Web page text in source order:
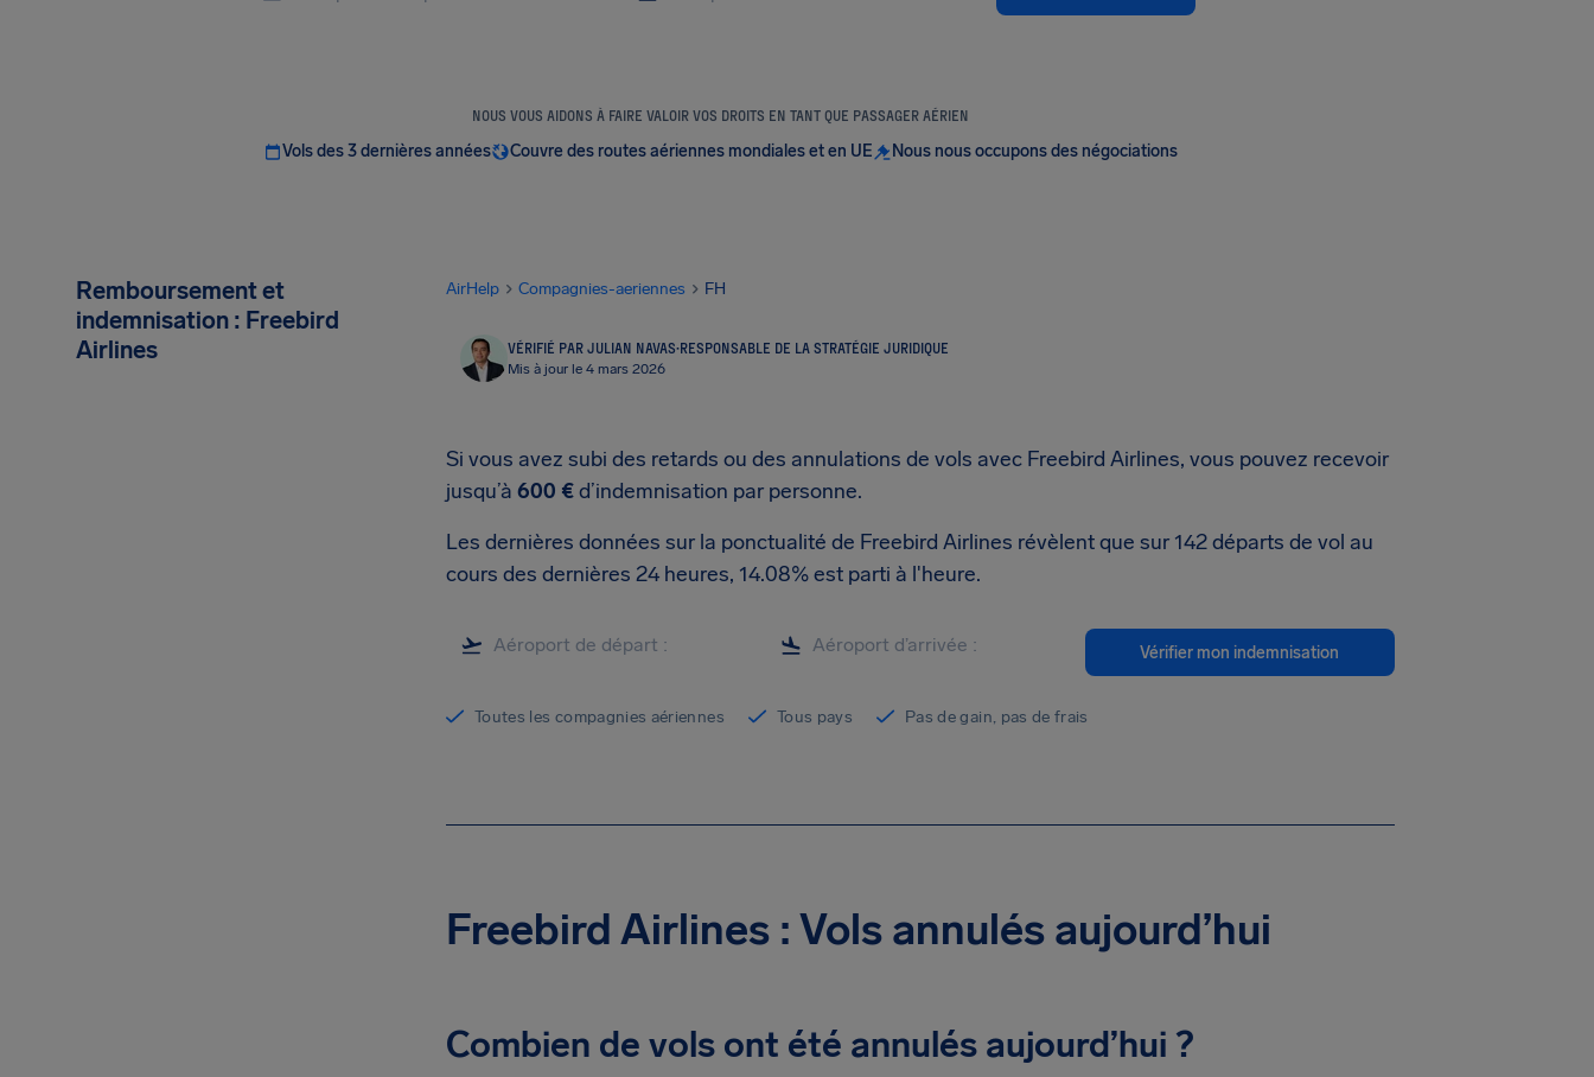
NOUS VOUS AIDONS À FAIRE VALOIR VOS DROITS EN TANT QUE PASSAGER AÉRIEN
Vols des 3 dernières années Couvre des routes aériennes mondiales et en UE Nous nous occupons des négociations
Remboursement et
indemnisation : Freebird
Airlines
AirHelp Compagnies-aeriennes FH
VÉRIFIÉ PAR JULIAN NAVAS·RESPONSABLE DE LA STRATÉGIE JURIDIQUE
Mis à jour le 4 mars 2026
Si vous avez subi des retards ou des annulations de vols avec Freebird Airlines, vous pouvez recevoir
jusqu’à 600 €d’indemnisation par personne.
Les dernières données sur la ponctualité de Freebird Airlines révèlent que sur 142 départs de vol au
cours des dernières 24 heures, 14.08% est parti à l'heure.
Vérifier mon indemnisation
Toutes les compagnies aériennes Tous pays Pas de gain, pas de frais
Freebird Airlines : Vols annulés aujourd’hui
Combien de vols ont été annulés aujourd’hui ?